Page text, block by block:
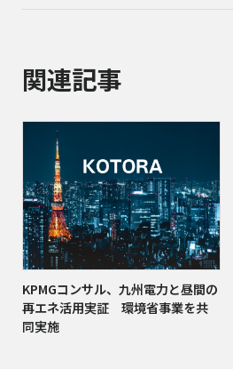
関連記事
KPMGコンサル、九州電力と昼間の
再エネ活用実証 環境省事業を共
同実施